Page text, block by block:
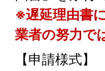
※遅延理由書
業者の努力で
【申請様式】